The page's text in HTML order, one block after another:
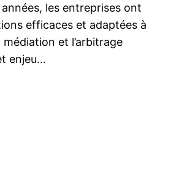
les entreprises ont
efficaces et adaptées à
et l’arbitrage
enjeu…